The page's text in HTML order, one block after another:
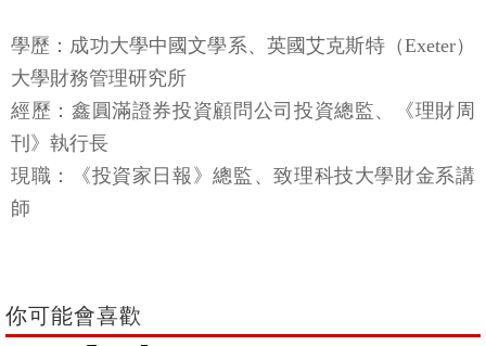
學歷：成功大學中國文學系、英國艾克斯特（Exeter）
大學財務管理研究所
經歷：鑫圓滿證券投資顧問公司投資總監、《理財周
刊》執行長
現職：《投資家日報》總監、致理科技大學財金系講
師
你可能會喜歡